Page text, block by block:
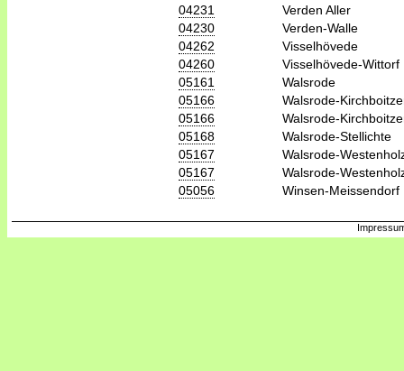
04231
Verden Aller
04230
Verden-Walle
04262
Visselhövede
04260
Visselhövede-Wittorf
05161
Walsrode
05166
Walsrode-
05166
Walsrode-
05168
Walsrode-Stellichte
05167
Walsrode-
05167
Walsrode-
05056
Winsen-Meissendorf